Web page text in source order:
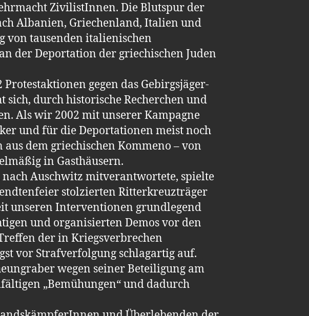
ZivilistInnen. Die Blutspur der
Albanien, Griechenland, Italien und
von tausenden italienischen
der Deportation der griechischen Juden
gegen das Gebirgsjäger-
durch historische Recherchen und
Als wir 2002 mit unserer Kampagne
und für die Deportationen meist noch
dem griechischen Kommeno – von
in Gasthäusern.
Auschwitz mitverantwortete, spielte
stolzierten Ritterkreuzträger
unseren Interventionen grundlegend
und organisierten Demos vor den
der in Kriegsverbrechen
vor Strafverfolgung schlagartig auf.
wegen seiner Beteiligung am
„Bemühungen“ und dadurch